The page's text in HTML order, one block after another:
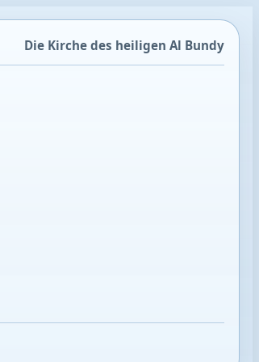
Die Kirche des heiligen Al Bundy